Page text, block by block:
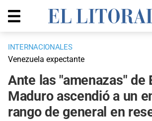
INTERNACIONALES
Venezuela expectante
Ante las "amenazas" de
Maduro ascendió a un
rango de general en